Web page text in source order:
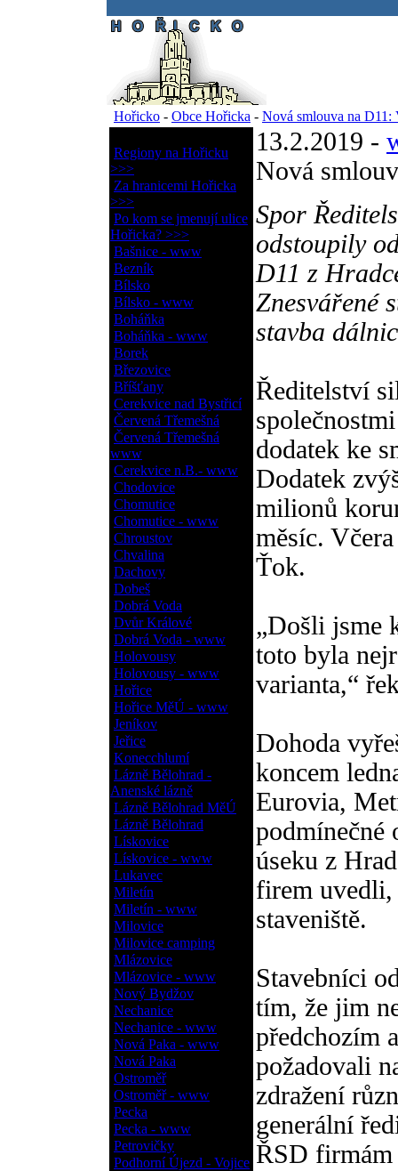
Hořicko - Obce Hořicka - Nová smlouva na D11:
Regiony na Hořicku
>>>
Za hranicemi Hořicka
>>>
Po kom se jmenují ulice
Hořicka? >>>
Bašnice - www
Bezník
Bílsko
Bílsko - www
Boháňka
Boháňka - www
Borek
Březovice
Bříšťany
Cerekvice nad Bystřicí
Červená Třemešná
Červená Třemešná
www
Cerekvice n.B.- www
Chodovice
Chomutice
Chomutice - www
Chroustov
Chvalina
Dachovy
Dobeš
Dobrá Voda
Dvůr Králové
Dobrá Voda - www
Holovousy
Holovousy - www
Hořice
Hořice MěÚ - www
Jeníkov
Jeřice
Konecchlumí
Lázně Bělohrad -
Anenské lázně
Lázně Bělohrad MěÚ
Lázně Bělohrad
Lískovice
Lískovice - www
Lukavec
Miletín
Miletín - www
Milovice
Milovice camping
Mlázovice
Mlázovice - www
Nový Bydžov
Nechanice
Nechanice - www
Nová Paka - www
Nová Paka
Ostroměř
Ostroměř - www
Pecka
Pecka - www
Petrovičky
Podhorní Újezd - Vojice
13.2.2019 -
Nová
Spor
odstoupily
D11 z
Znesvářené
stavba
Ředitelství
dodatek ke
Dodatek
milionů
měsíc.
Ťok.
„Došli jsme
toto byla
varianta,“
Dohoda
koncem
Eurovia,
podmínečné
úseku z
firem uvedli,
staveniště.
Stavebníci
tím, že jim
předchozím
požadovali
zdražení
generální
ŘSD